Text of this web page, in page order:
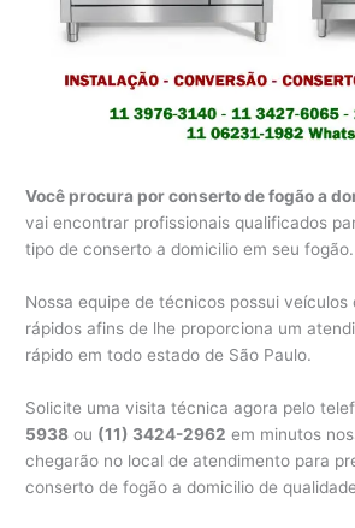
Você procura por conserto de fogão a
vai encontrar profissionais qualificados
tipo de conserto a domicilio em seu fogão.
Nossa equipe de técnicos possui veículos
rápidos afins de lhe proporciona um
rápido em todo estado de São Paulo.
Solicite uma visita técnica agora pelo
5938 ou (11) 3424-2962 em minutos
chegarão no local de atendimento para
conserto de fogão a domicilio de